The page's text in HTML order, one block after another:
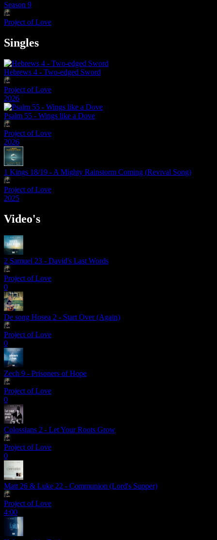
Season 9
Project of Love
Singles
Hebrews 4 - Two-edged Sword
Project of Love
2026
Psalm 55 - Wings like a Dove
Project of Love
2026
1 Kings 18/19 - A Mighty Rainstorm Coming (Revival Song)
Project of Love
2025
Video's
2 Samuel 23 - David's Last Words
Project of Love
0
De song Hosea 2 - Start Over (Again)
Project of Love
0
Zech 9 - Prisoners of Hope
Project of Love
0
Colossians 2 - Let Your Roots Grow
Project of Love
0
Matt 26 & Luke 22 - Communion (Lord's Supper)
Project of Love
4:00